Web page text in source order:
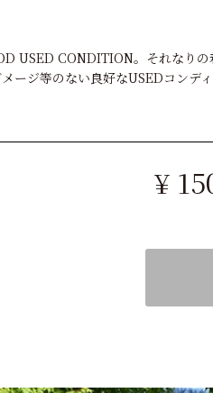
USED CONDITION。それなり
ージ等のない良好なUSEDコンディ
¥